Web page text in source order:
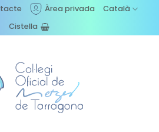
Àrea privada
Català
Cistella